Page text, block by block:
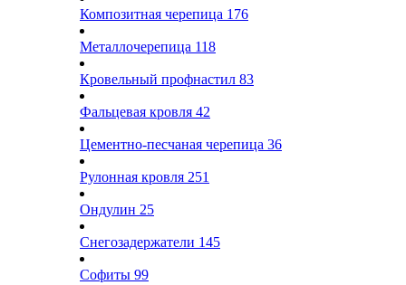
Композитная черепица 176
Металлочерепица 118
Кровельный профнастил 83
Фальцевая кровля 42
Цементно-песчаная черепица 36
Рулонная кровля 251
Ондулин 25
Снегозадержатели 145
Софиты 99